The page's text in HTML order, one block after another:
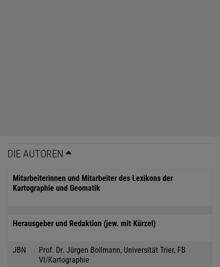
DIE AUTOREN
Mitarbeiterinnen und Mitarbeiter des Lexikons der
Kartographie und Geomatik
Herausgeber und Redaktion (jew. mit Kürzel)
JBN
Prof. Dr. Jürgen Bollmann, Universität Trier, FB
VI/Kartographie